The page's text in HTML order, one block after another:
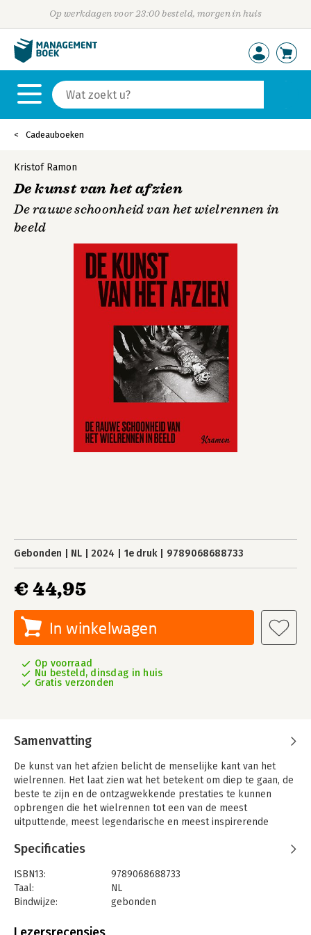
Op werkdagen voor 23:00 besteld, morgen in huis
Cadeauboeken
Kristof Ramon
De kunst van het afzien
De rauwe schoonheid van het wielrennen in
beeld
Gebonden NL 2024 1e druk 9789068688733
€ 44,95
In winkelwagen
Op voorraad
Nu besteld, dinsdag in huis
Gratis verzonden
Samenvatting
De kunst van het afzien belicht de menselijke kant van het
wielrennen. Het laat zien wat het betekent om diep te gaan, de
beste te zijn en de ontzagwekkende prestaties te kunnen
opbrengen die het wielrennen tot een van de meest
uitputtende, meest legendarische en meest inspirerende
Van de strijd tegen de elementen en het parcours tot de
persoonlijke offers, je lichaam tot het uiterste drijven, trainen,
winnen, verliezen en lange seizoenen van huis; de sterren, het
nieuwe talent en de legendes – dit boek legt het allemaal vast
Specificaties
ISBN13:
9789068688733
Taal:
NL
Bindwijze:
gebonden
Uitgever: